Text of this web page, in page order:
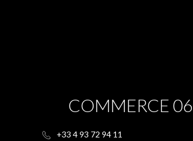
COMMERCE 06
+33 4 93 72 94 11